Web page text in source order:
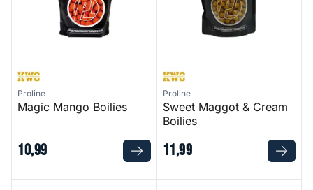
Proline
Magic Mango Boilies
10,99
Proline
Sweet Maggot & Cream
Boilies
11,99